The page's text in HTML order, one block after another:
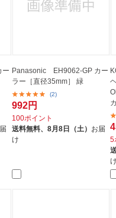
ー Panasonic EH9062-GP カー
ラー［直径35mm］ 緑
(2)
992円
100ポイント
送料無料、 8月8日（土） お届
け
5
け